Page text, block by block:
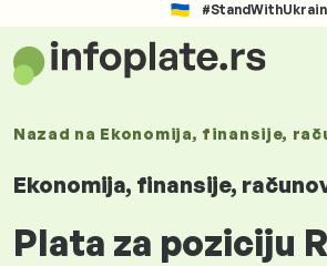
Nazad na Ekonomija, finansije,
Ekonomija, finansije,
Plata za poziciju